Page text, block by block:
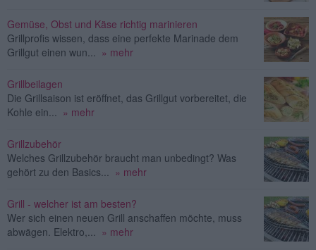
Gemüse, Obst und Käse richtig marinieren
Grillprofis wissen, dass eine perfekte Marinade dem
Grillgut einen wun...
» mehr
Grillbeilagen
Die Grillsaison ist eröffnet, das Grillgut vorbereitet, die
Kohle ein...
» mehr
Grillzubehör
Welches Grillzubehör braucht man unbedingt? Was
gehört zu den Basics...
» mehr
Grill - welcher ist am besten?
Wer sich einen neuen Grill anschaffen möchte, muss
abwägen. Elektro,...
» mehr